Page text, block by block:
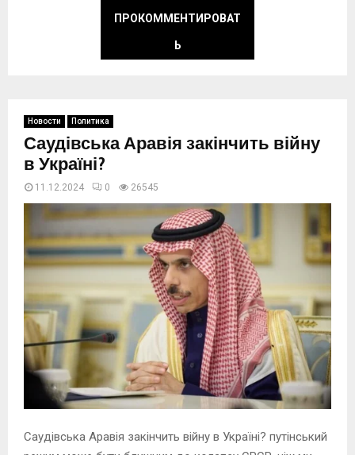
ПРОКОММЕНТИРОВАТ
Ь
Новости Политика
Саудівська Аравія закінчить війну
в Україні?
11.12.2024 0 26546
Саудівська Аравія закінчить війну в Україні? путінський